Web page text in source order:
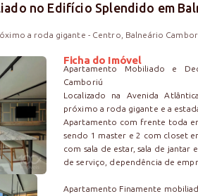
no Edifício Splendido em
a roda gigante - Centro, Balneário
Ficha do Imóvel
Apartamento Mobiliado e
Camboriú
Localizado na Avenida
próximo a roda gigante e a
Apartamento com frente toda
sendo 1 master e 2 com closet
com sala de estar, sala de jantar
de serviço, dependência de
Apartamento Finamente